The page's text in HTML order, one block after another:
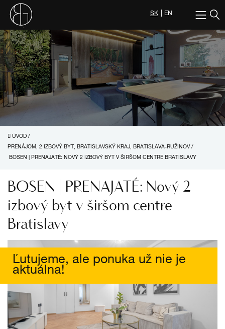
SK EN
ÚVOD /
PRENÁJOM, 2 IZBOVÝ BYT, BRATISLAVSKÝ KRAJ, BRATISLAVA-RUŽINOV /
BOSEN | PRENAJATÉ: NOVÝ 2 IZBOVÝ BYT V ŠIRŠOM CENTRE BRATISLAVY
BOSEN | PRENAJATÉ: Nový 2
izbový byt v širšom centre
Bratislavy
Ľutujeme, ale ponuka už nie je
aktuálna!